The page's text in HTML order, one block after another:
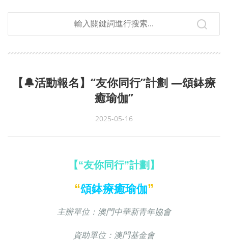
【🔔活動報名】“友你同行”計劃 —頌鉢療
癒瑜伽”
2025-05-16
【“友你同行”計劃】
“頌鉢療癒瑜伽”
主辦單位：澳門中華新青年協會
資助單位：澳門基金會